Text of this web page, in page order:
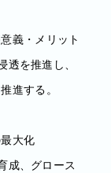
義・メリット
を推進し、
進する。
大化
成、グロース